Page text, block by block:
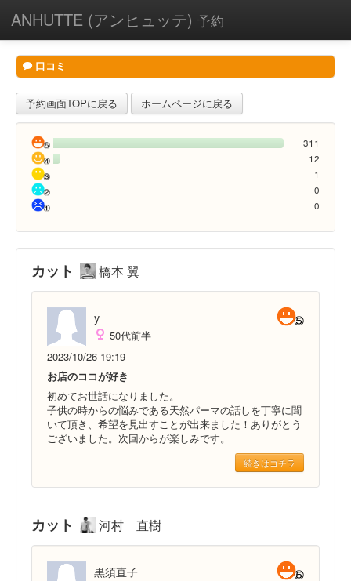
ANHUTTE (アンヒュッテ) 予約
口コミ
予約画面TOPに戻る ホームページに戻る
311
12
1
0
0
カット 橋本 翼
y
50代前半
2023/10/26 19:19
お店のココが好き
初めてお世話になりました。
子供の時からの悩みである天然パーマの話しを丁寧に聞
いて頂き、希望を見出すことが出来ました！ありがとう
ございました。次回からが楽しみです。
続きはコチラ
カット 河村 直樹
黒須直子